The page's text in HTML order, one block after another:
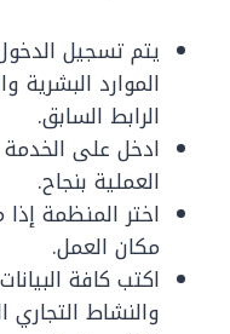
يتم تسجيل
الموارد البشرية
الرابط السابق.
ادخل على الخدمة
العملية بنجاح.
اختر المنظمة
مكان العمل.
اكتب كافة
والنشاط